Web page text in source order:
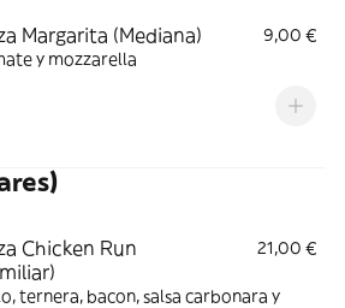
Margarita (Mediana)
9,00 €
y mozzarella
Chicken Run
21,00 €
ternera, bacon, salsa carbonara y